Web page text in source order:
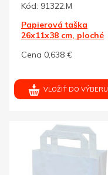
Kód: 91322.M
Papierová taška
26x11x38 cm, ploché
Cena 0,638 €
VLOŽIŤ DO VÝBERU